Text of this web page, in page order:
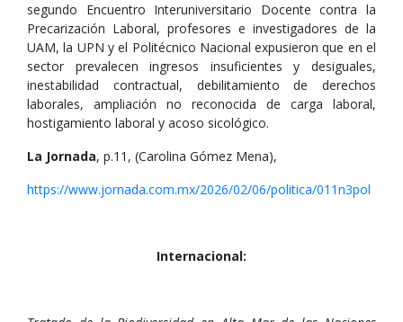
segundo Encuentro Interuniversitario Docente contra la
Precarización Laboral, profesores e investigadores de la
UAM, la UPN y el Politécnico Nacional expusieron que en el
sector prevalecen ingresos insuficientes y desiguales,
inestabilidad contractual, debilitamiento de derechos
laborales, ampliación no reconocida de carga laboral,
hostigamiento laboral y acoso sicológico.
La Jornada, p.11, (Carolina Gómez Mena),
https://www.jornada.com.mx/2026/02/06/politica/011n3pol
Internacional: